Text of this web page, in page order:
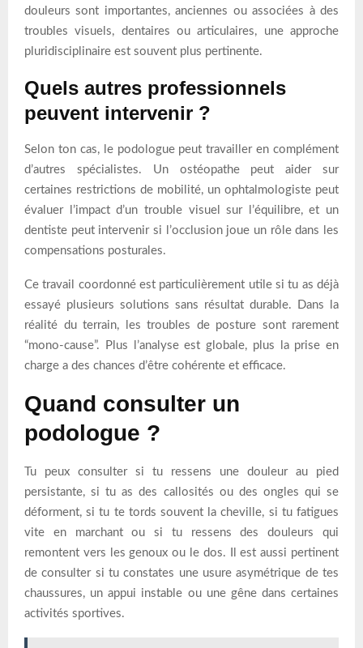
douleurs sont importantes, anciennes ou associées à des
troubles visuels, dentaires ou articulaires, une approche
pluridisciplinaire est souvent plus pertinente.
Quels autres professionnels
peuvent intervenir ?
Selon ton cas, le podologue peut travailler en complément
d’autres spécialistes. Un ostéopathe peut aider sur
certaines restrictions de mobilité, un ophtalmologiste peut
évaluer l’impact d’un trouble visuel sur l’équilibre, et un
dentiste peut intervenir si l’occlusion joue un rôle dans les
compensations posturales.
Ce travail coordonné est particulièrement utile si tu as déjà
essayé plusieurs solutions sans résultat durable. Dans la
réalité du terrain, les troubles de posture sont rarement
“mono-cause”. Plus l’analyse est globale, plus la prise en
charge a des chances d’être cohérente et efficace.
Quand consulter un
podologue ?
Tu peux consulter si tu ressens une douleur au pied
persistante, si tu as des callosités ou des ongles qui se
déforment, si tu te tords souvent la cheville, si tu fatigues
vite en marchant ou si tu ressens des douleurs qui
remontent vers les genoux ou le dos. Il est aussi pertinent
de consulter si tu constates une usure asymétrique de tes
chaussures, un appui instable ou une gêne dans certaines
activités sportives.